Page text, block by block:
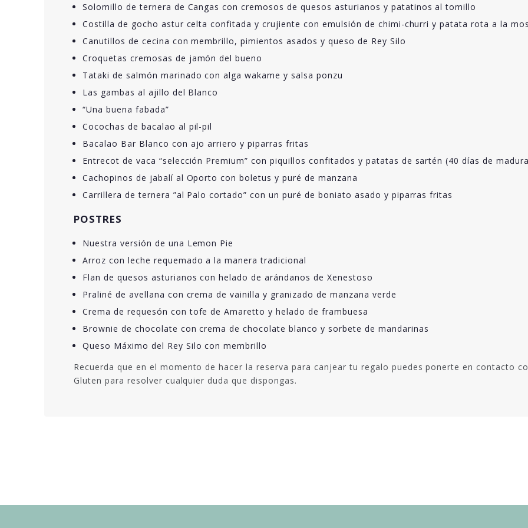
Solomillo de ternera de Cangas con cremosos de quesos asturianos y patatinos al tomillo
Costilla de gocho astur celta confitada y crujiente con emulsión de chimi-churri y patata rota a la
Canutillos de cecina con membrillo, pimientos asados y queso de Rey Silo
Croquetas cremosas de jamón del bueno
Tataki de salmón marinado con alga wakame y salsa ponzu
Las gambas al ajillo del Blanco
“Una buena fabada”
Cocochas de bacalao al pil-pil
Bacalao Bar Blanco con ajo arriero y piparras fritas
Entrecot de vaca “selección Premium” con piquillos confitados y patatas de sartén (40 días de
Cachopinos de jabalí al Oporto con boletus y puré de manzana
Carrillera de ternera ”al Palo cortado” con un puré de boniato asado y piparras fritas
POSTRES
Nuestra versión de una Lemon Pie
Arroz con leche requemado a la manera tradicional
Flan de quesos asturianos con helado de arándanos de Xenestoso
Praliné de avellana con crema de vainilla y granizado de manzana verde
Crema de requesón con tofe de Amaretto y helado de frambuesa
Brownie de chocolate con crema de chocolate blanco y sorbete de mandarinas
Queso Máximo del Rey Silo con membrillo
Recuerda que en el momento de hacer la reserva para canjear tu regalo puedes ponerte en contacto
Gluten para resolver cualquier duda que dispongas.